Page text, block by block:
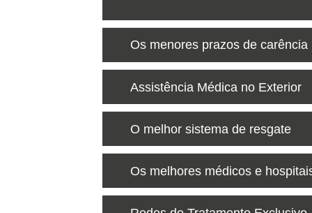
Os menores prazos de carência
Assistência Médica no Exterior
O melhor sistema de resgate
Os melhores médicos e